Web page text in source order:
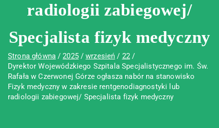
radiologii zabiegowej/
Specjalista fizyk medyczny
Strona główna 2025 wrzesień
22
Dyrektor Wojewódzkiego Szpitala Specjalistycznego im. Św.
Rafała w Czerwonej Górze ogłasza nabór na stanowisko
Fizyk medyczny w zakresie rentgenodiagnostyki lub
radiologii zabiegowej/ Specjalista fizyk medyczny